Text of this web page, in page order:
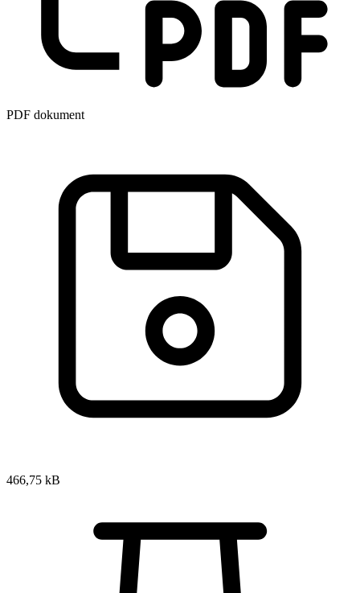
PDF dokument
466,75 kB